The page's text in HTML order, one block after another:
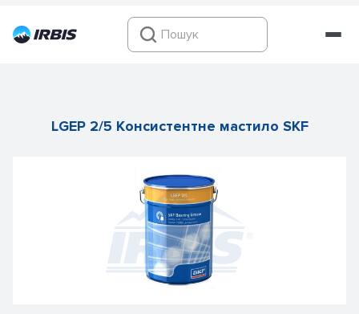
LGEP 2/5 Консистентне мастило SKF